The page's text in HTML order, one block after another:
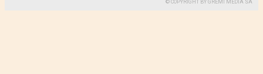
© COPYRIGHT BY GREMI MEDIA SA